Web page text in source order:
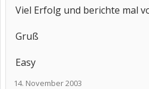
Viel Erfolg und berichte mal
Gruß
Easy
14. November 2003